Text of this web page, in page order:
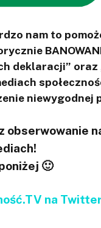
nam to
deklaracji”
niewygodnej
obserwowanie
🙂
na